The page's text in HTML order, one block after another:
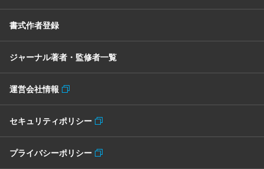
書式作者登録
ジャーナル著者・監修者一覧
運営会社情報
セキュリティポリシー
プライバシーポリシー